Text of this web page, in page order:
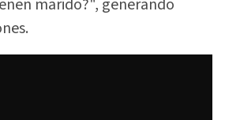
marido?", generando